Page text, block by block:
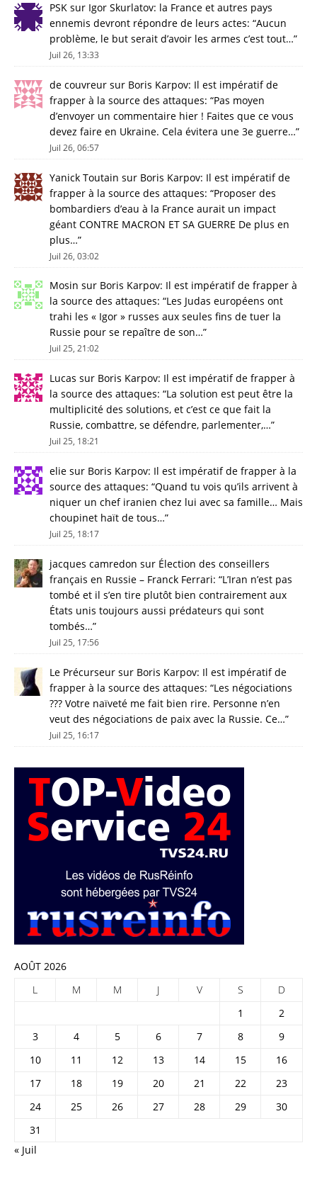
PSK sur Igor Skurlatov: la France et autres pays
ennemis devront répondre de leurs actes: “Aucun
problème, le but serait d’avoir les armes c’est tout…”
Juil 26, 13:33
de couvreur sur Boris Karpov: Il est impératif de
frapper à la source des attaques: “Pas moyen
d’envoyer un commentaire hier ! Faites que ce vous
devez faire en Ukraine. Cela évitera une 3e guerre…”
Juil 26, 06:57
Yanick Toutain sur Boris Karpov: Il est impératif de
frapper à la source des attaques: “Proposer des
bombardiers d’eau à la France aurait un impact
géant CONTRE MACRON ET SA GUERRE De plus en
plus…”
Juil 26, 03:02
Mosin sur Boris Karpov: Il est impératif de frapper à
la source des attaques: “Les Judas européens ont
trahi les « Igor » russes aux seules fins de tuer la
Russie pour se repaître de son…”
Juil 25, 21:02
Lucas sur Boris Karpov: Il est impératif de frapper à
la source des attaques: “La solution est peut être la
multiplicité des solutions, et c’est ce que fait la
Russie, combattre, se défendre, parlementer,…”
Juil 25, 18:21
elie sur Boris Karpov: Il est impératif de frapper à la
source des attaques: “Quand tu vois qu’ils arrivent à
niquer un chef iranien chez lui avec sa famille… Mais
choupinet haït de tous…”
Juil 25, 18:17
jacques camredon sur Élection des conseillers
français en Russie – Franck Ferrari: “L’Iran n’est pas
tombé et il s’en tire plutôt bien contrairement aux
États unis toujours aussi prédateurs qui sont
tombés…”
Juil 25, 17:56
Le Précurseur sur Boris Karpov: Il est impératif de
frapper à la source des attaques: “Les négociations
??? Votre naïveté me fait bien rire. Personne n’en
veut des négociations de paix avec la Russie. Ce…”
Juil 25, 16:17
AOÛT 2026
L
M M J V S
D
1
2
3
4 5 6 7 8
9
10
11 12 13 14 15
16
17
18 19 20 21 22
23
24
25 26 27 28 29
30
31
« Juil